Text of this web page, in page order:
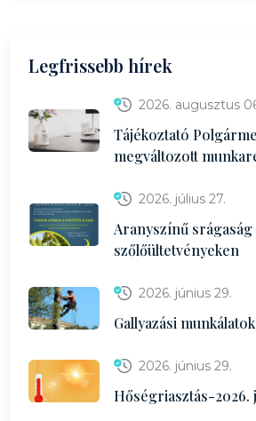
Legfrissebb hírek
2026. augusztus
Tájékoztató
megváltozott
2026. július 27.
Aranyszínű srágaság
szőlőültetvényeken
2026. június 29.
Gallyazási
2026. június 29.
Hőségriasztás-2026.